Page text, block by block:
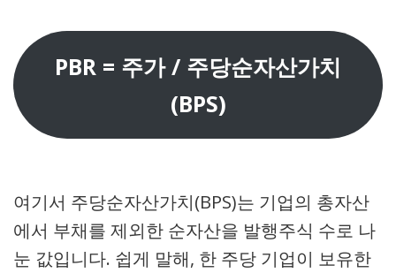
PBR = 주가 / 주당순자산가치
(BPS)
여기서 주당순자산가치(BPS)는 기업의 총자산
에서 부채를 제외한 순자산을 발행주식 수로 나
눈 값입니다. 쉽게 말해, 한 주당 기업이 보유한